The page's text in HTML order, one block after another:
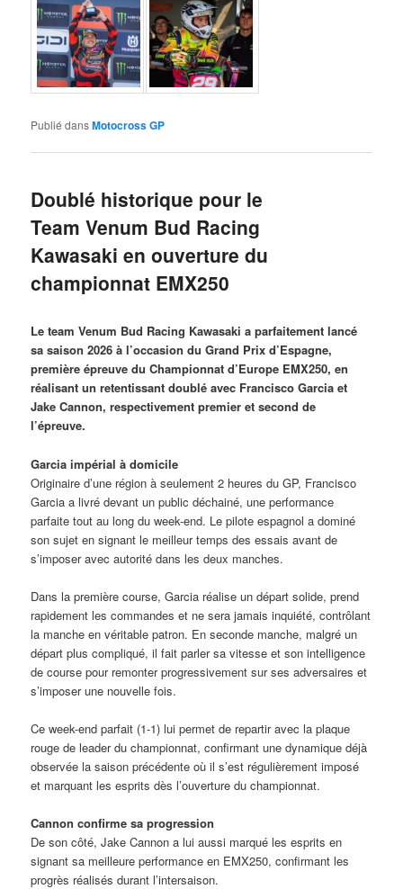
Publié dansMotocross GP
Doublé historique pour le
Team Venum Bud Racing
Kawasaki en ouverture du
championnat EMX250
Le team Venum Bud Racing Kawasaki a parfaitement lancé
sa saison 2026 à l’occasion du Grand Prix d’Espagne,
première épreuve du Championnat d’Europe EMX250, en
réalisant un retentissant doublé avec Francisco Garcia et
Jake Cannon, respectivement premier et second de
l’épreuve.
Garcia impérial à domicile
Originaire d’une région à seulement 2 heures du GP, Francisco
Garcia a livré devant un public déchainé, une performance
parfaite tout au long du week-end. Le pilote espagnol a dominé
son sujet en signant le meilleur temps des essais avant de
s’imposer avec autorité dans les deux manches.
Dans la première course, Garcia réalise un départ solide, prend
rapidement les commandes et ne sera jamais inquiété, contrôlant
la manche en véritable patron. En seconde manche, malgré un
départ plus compliqué, il fait parler sa vitesse et son intelligence
de course pour remonter progressivement sur ses adversaires et
s’imposer une nouvelle fois.
Ce week-end parfait (1-1) lui permet de repartir avec la plaque
rouge de leader du championnat, confirmant une dynamique déjà
observée la saison précédente où il s’est régulièrement imposé
et marquant les esprits dès l’ouverture du championnat.
Cannon confirme sa progression
De son côté, Jake Cannon a lui aussi marqué les esprits en
signant sa meilleure performance en EMX250, confirmant les
progrès réalisés durant l’intersaison.